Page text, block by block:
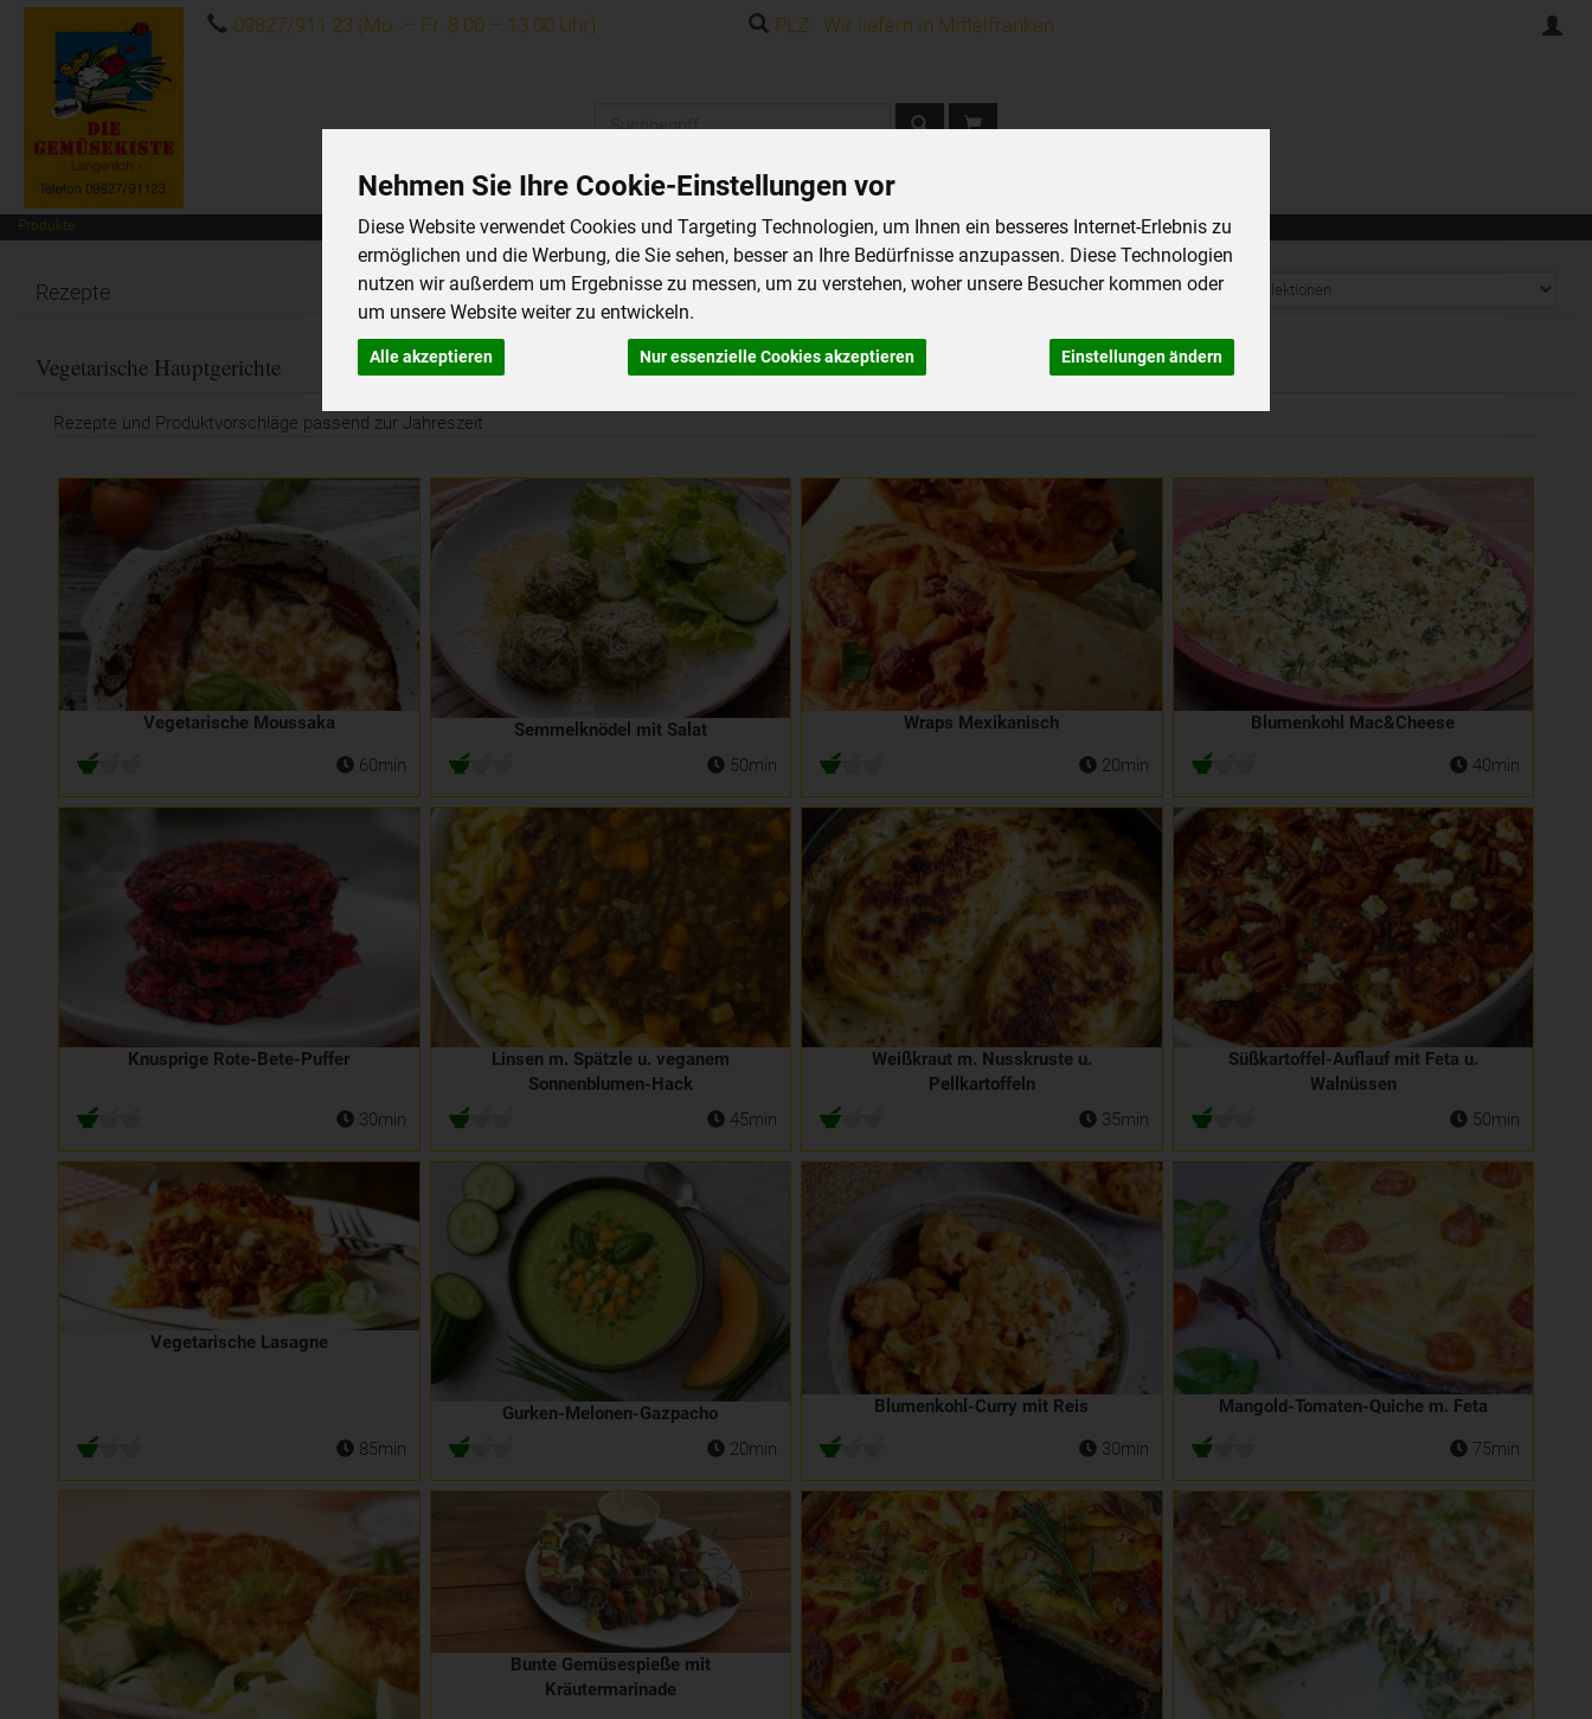
Nehmen Sie Ihre Cookie-Einstellungen vor
Diese Website verwendet Cookies und Targeting Technologien, um Ihnen ein besseres Internet-Erlebnis zu
ermöglichen und die Werbung, die Sie sehen, besser an Ihre Bedürfnisse anzupassen. Diese Technologien
nutzen wir außerdem um Ergebnisse zu messen, um zu verstehen, woher unsere Besucher kommen oder
um unsere Website weiter zu entwickeln.
Alle akzeptieren Nur essenzielle Cookies akzeptieren Einstellungen ändern
09827/911 23 (Mo. – Fr. 8.00 – 13.00 Uhr) PLZ Wir liefern in Mittelfranken
Produkte
Rezepte
Vegetarische Hauptgerichte
Rezepte und Produktvorschläge passend zur Jahreszeit
Vegetarische Moussaka
60min
Semmelknödel mit Salat
50min
Wraps Mexikanisch
20min
Blumenkohl Mac&Cheese
40min
Knusprige Rote-Bete-Puffer
30min
Linsen m. Spätzle u. veganem
Sonnenblumen-Hack
45min
Weißkraut m. Nusskruste u.
Pellkartoffeln
35min
Süßkartoffel-Auflauf mit Feta u.
Walnüssen
50min
Vegetarische Lasagne
85min
Gurken-Melonen-Gazpacho
20min
Blumenkohl-Curry mit Reis
30min
Mangold-Tomaten-Quiche m. Feta
75min
Bunte Gemüsespieße mit
Kräutermarinade